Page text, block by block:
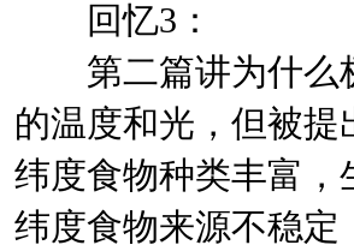
回忆3：
第二篇讲为什么极
的温度和光，但被
纬度食物种类丰富
纬度食物来源不稳